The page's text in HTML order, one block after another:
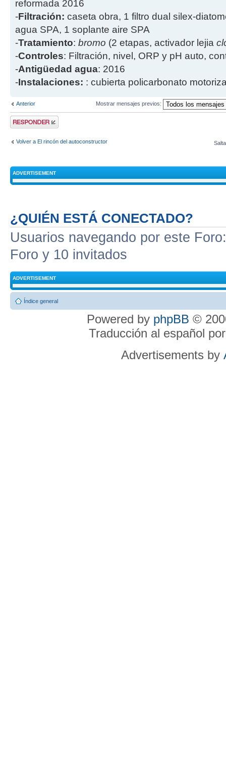
reformada 2016
-Filtración: caseta obra, 1 filtro dual silex-
agua SPA, 1 soplante aire SPA
-Tratamiento: bromo (2 etapas, activador lejia
-Controles: Filtración, nivel, ORP y pH auto,
-Antigüedad agua: 2016
-Instalaciones: : cubierta policarbonato
Anterior Mostrar mensajes previos:
Publicar una
respuesta
Volver a El rincón del autoconstructor
ADVERTISEMENT
¿QUIÉN ESTÁ CONECTADO?
Usuarios navegando por este
Foro y 10 invitados
ADVERTISEMENT
Índice general
Powered by phpBB ©
Traducción al español
Advertisements by